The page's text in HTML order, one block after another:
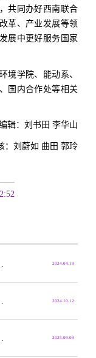
共同办好西南联合
革、产业发展等领
展中更好服务国家
境学院、能动系、
国内合作处等相关
辑：刘书田 李华山
：刘蔚如 曲田 郭玲
2024.04.19
2024.10.12
2025.09.09
俄罗斯客人